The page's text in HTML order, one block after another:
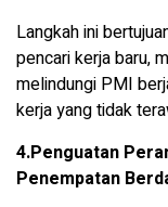
Langkah ini
pencari kerja baru,
melindungi PMI
kerja yang tidak
4.Penguatan
Penempatan